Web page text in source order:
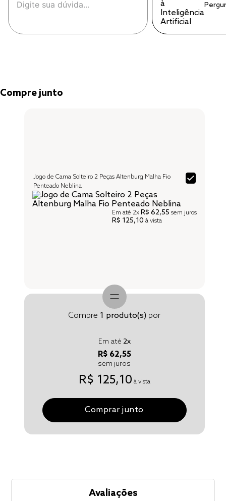
Compre junto
Jogo de Cama Solteiro 2 Peças Altenburg Malha Fio
Penteado Neblina
Em até 2x R$ 62,55 sem juros
R$ 125,10 à vista
Compre 1 produto(s) por
Em até 2x
R$ 62,55
sem juros
R$ 125,10 à vista
Comprar junto
Avaliações